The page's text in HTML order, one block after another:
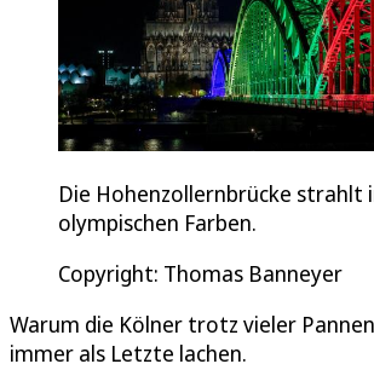
Die Hohenzollernbrücke strahlt
olympischen Farben.
Copyright: Thomas Banneyer
Warum die Kölner trotz vieler
immer als Letzte lachen.